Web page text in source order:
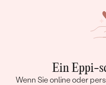
Ein Eppi-
Wenn Sie online oder